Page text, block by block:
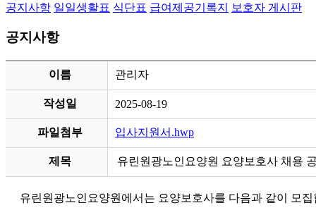
공지사항 일일생활표 식단표 급여제공기록지 보호자 게시판
공지사항
이름 관리자
작성일 2025-08-19
파일첨부 입사지원서.hwp
제목 유린원광노인요양원 요양보호사 채용
유린원광노인요양원에서는 요양보호사를 다음과 같이 모집